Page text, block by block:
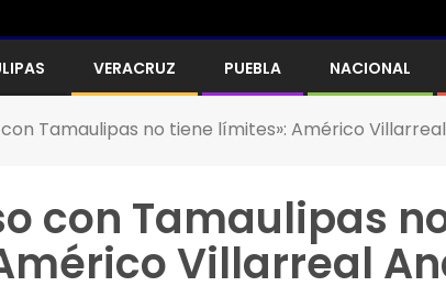
VERACRUZ PUEBLA NACIONAL
Tamaulipas no tiene límites»: Américo
con Tamaulipas
Villarreal